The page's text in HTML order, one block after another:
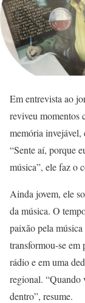
Em entrevista ao
reviveu momentos
memória invejável,
“Sente aí, porque
música”, ele faz o
Ainda jovem, ele
da música. O
paixão pela
transformou-se em
rádio e em uma
regional. “Quando
dentro”, resume.